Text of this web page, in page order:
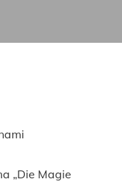
„Die Magie